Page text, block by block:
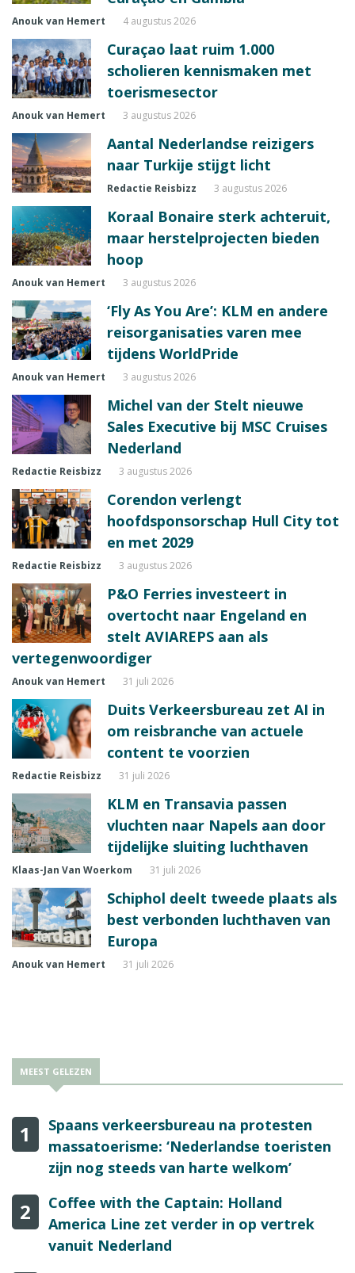
Anouk van Hemert 4 augustus 2026
Curaçao laat ruim 1.000
scholieren kennismaken met
toerismesector
Anouk van Hemert 3 augustus 2026
Aantal Nederlandse reizigers
naar Turkije stijgt licht
Redactie Reisbizz 3 augustus 2026
Koraal Bonaire sterk achteruit,
maar herstelprojecten bieden
hoop
Anouk van Hemert 3 augustus 2026
‘Fly As You Are’: KLM en andere
reisorganisaties varen mee
tijdens WorldPride
Anouk van Hemert 3 augustus 2026
Michel van der Stelt nieuwe
Sales Executive bij MSC Cruises
Nederland
Redactie Reisbizz 3 augustus 2026
Corendon verlengt
hoofdsponsorschap Hull City tot
en met 2029
Redactie Reisbizz 3 augustus 2026
P&O Ferries investeert in
overtocht naar Engeland en
stelt AVIAREPS aan als
vertegenwoordiger
Anouk van Hemert 31 juli 2026
Duits Verkeersbureau zet AI in
om reisbranche van actuele
content te voorzien
Redactie Reisbizz 31 juli 2026
KLM en Transavia passen
vluchten naar Napels aan door
tijdelijke sluiting luchthaven
Klaas-Jan Van Woerkom 31 juli 2026
Schiphol deelt tweede plaats als
best verbonden luchthaven van
Europa
Anouk van Hemert 31 juli 2026
MEEST GELEZEN
1
Spaans verkeersbureau na protesten
massatoerisme: ‘Nederlandse toeristen
zijn nog steeds van harte welkom’
2
Coffee with the Captain: Holland
America Line zet verder in op vertrek
vanuit Nederland